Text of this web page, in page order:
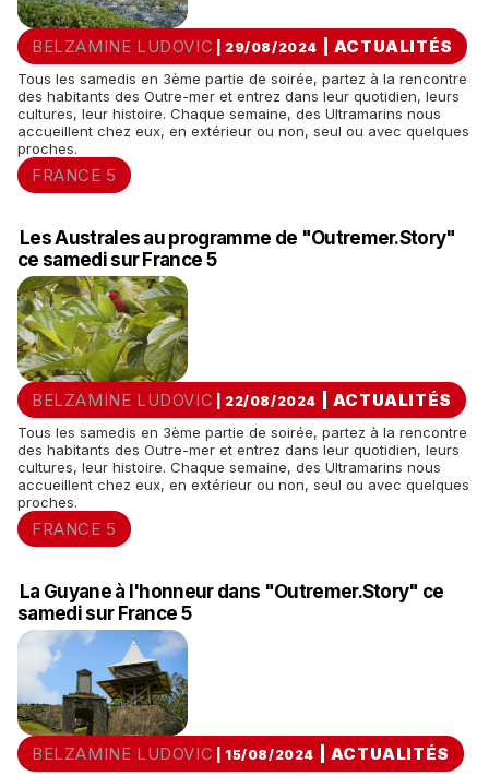
BELZAMINE LUDOVIC | 29/08/2024 ACTUALITÉS
Tous les samedis en 3ème partie de soirée, partez à la rencontre
des habitants des Outre-mer et entrez dans leur quotidien, leurs
cultures, leur histoire. Chaque semaine, des Ultramarins nous
accueillent chez eux, en extérieur ou non, seul ou avec quelques
proches.
FRANCE 5
Les Australes au programme de "Outremer.Story"
ce samedi sur France 5
BELZAMINE LUDOVIC | 22/08/2024 ACTUALITÉS
Tous les samedis en 3ème partie de soirée, partez à la rencontre
des habitants des Outre-mer et entrez dans leur quotidien, leurs
cultures, leur histoire. Chaque semaine, des Ultramarins nous
accueillent chez eux, en extérieur ou non, seul ou avec quelques
proches.
FRANCE 5
La Guyane à l'honneur dans "Outremer.Story" ce
samedi sur France 5
BELZAMINE LUDOVIC | 15/08/2024 ACTUALITÉS